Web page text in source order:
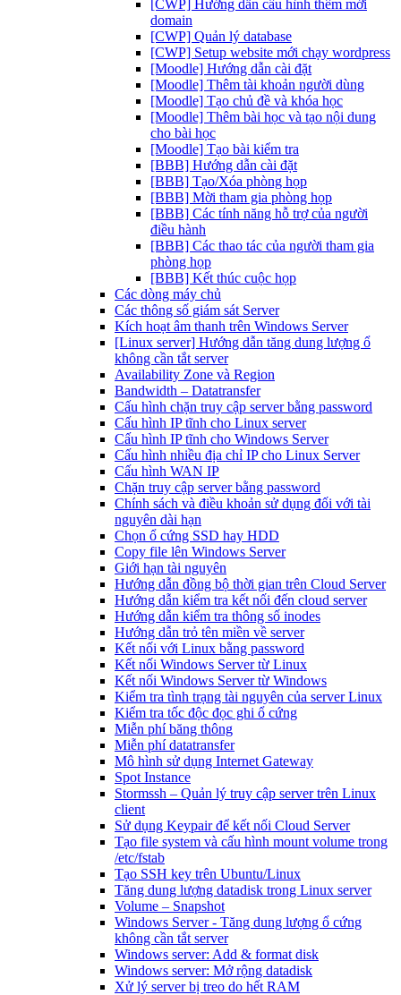
[CWP] Hướng dẫn cấu hình thêm mới
domain
[CWP] Quản lý database
[CWP] Setup website mới chạy wordpress
[Moodle] Hướng dẫn cài đặt
[Moodle] Thêm tài khoản người dùng
[Moodle] Tạo chủ đề và khóa học
[Moodle] Thêm bài học và tạo nội dung
cho bài học
[Moodle] Tạo bài kiểm tra
[BBB] Hướng dẫn cài đặt
[BBB] Tạo/Xóa phòng họp
[BBB] Mời tham gia phòng họp
[BBB] Các tính năng hỗ trợ của người
điều hành
[BBB] Các thao tác của người tham gia
phòng họp
[BBB] Kết thúc cuộc họp
Các dòng máy chủ
Các thông số giám sát Server
Kích hoạt âm thanh trên Windows Server
[Linux server] Hướng dẫn tăng dung lượng ổ
không cần tắt server
Availability Zone và Region
Bandwidth – Datatransfer
Cấu hình chặn truy cập server bằng password
Cấu hình IP tĩnh cho Linux server
Cấu hình IP tĩnh cho Windows Server
Cấu hình nhiều địa chỉ IP cho Linux Server
Cấu hình WAN IP
Chặn truy cập server bằng password
Chính sách và điều khoản sử dụng đối với tài
nguyên dài hạn
Chọn ổ cứng SSD hay HDD
Copy file lên Windows Server
Giới hạn tài nguyên
Hướng dẫn đồng bộ thời gian trên Cloud Server
Hướng dẫn kiểm tra kết nối đến cloud server
Hướng dẫn kiểm tra thông số inodes
Hướng dẫn trỏ tên miền về server
Kết nối với Linux bằng password
Kết nối Windows Server từ Linux
Kết nối Windows Server từ Windows
Kiểm tra tình trạng tài nguyên của server Linux
Kiểm tra tốc độc đọc ghi ổ cứng
Miễn phí băng thông
Miễn phí datatransfer
Mô hình sử dụng Internet Gateway
Spot Instance
Stormssh – Quản lý truy cập server trên Linux
client
Sử dụng Keypair để kết nối Cloud Server
Tạo file system và cấu hình mount volume trong
/etc/fstab
Tạo SSH key trên Ubuntu/Linux
Tăng dung lượng datadisk trong Linux server
Volume – Snapshot
Windows Server - Tăng dung lượng ổ cứng
không cần tắt server
Windows server: Add & format disk
Windows server: Mở rộng datadisk
Xử lý server bị treo do hết RAM